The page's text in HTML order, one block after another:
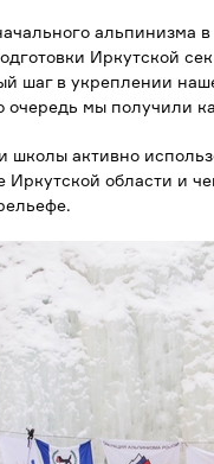
альпинизма
Иркутской
шаг в укреплении
мы получили
школы активно
Иркутской области и